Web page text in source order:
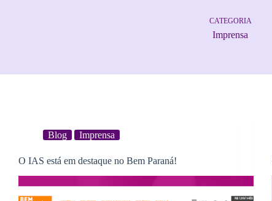
CATEGORIA
Imprensa
Blog Imprensa
O IAS está em destaque no Bem Paraná!